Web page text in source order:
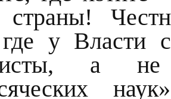
страны!
у Власти
а